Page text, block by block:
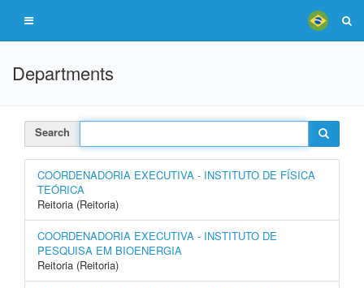
Departments
Search
COORDENADORIA EXECUTIVA - INSTITUTO DE FÍSICA
TEÓRICA
Reitoria (Reitoria)
COORDENADORIA EXECUTIVA - INSTITUTO DE
PESQUISA EM BIOENERGIA
Reitoria (Reitoria)